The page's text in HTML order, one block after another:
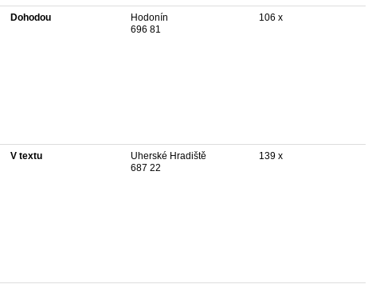
Dohodou
Hodonín
696 81
106 x
V textu
Uherské Hradiště
687 22
139 x